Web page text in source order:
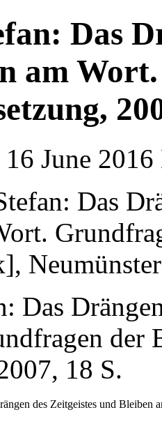
Das
am
June 2016
Das
Das
der
18 S.
des Zeitgeistes und Bleiben